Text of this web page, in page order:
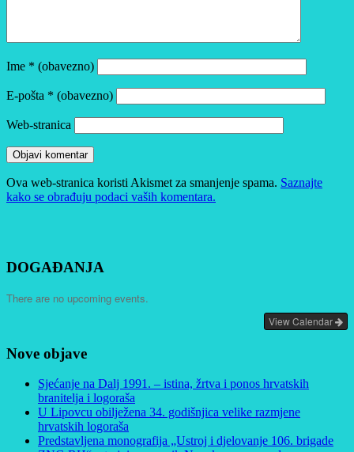
Ime * (obavezno)
E-pošta * (obavezno)
Web-stranica
Ova web-stranica koristi Akismet za smanjenje spama. Saznajte
kako se obrađuju podaci vaših komentara.
DOGAĐANJA
There are no upcoming events.
View Calendar
Nove objave
Sjećanje na Dalj 1991. – istina, žrtva i ponos hrvatskih
branitelja i logoraša
U Lipovcu obilježena 34. godišnjica velike razmjene
hrvatskih logoraša
Predstavljena monografija „Ustroj i djelovanje 106. brigade